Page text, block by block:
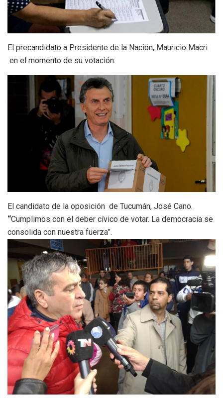
El precandidato a Presidente de la Nación, Mauricio Macri
en el momento de su votación.
El candidato de la oposición de Tucumán, José Cano.
“Cumplimos con el deber cívico de votar. La democracia se
consolida con nuestra fuerza”.